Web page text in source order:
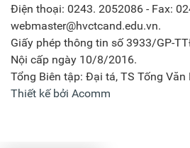
Điện thoại: 0243. 2052086 - Fax:
webmaster@hvctcand.edu.vn.
Giấy phép thông tin số 3933/GP-
Nội cấp ngày 10/8/2016.
Tổng Biên tập: Đại tá, TS Tống Văn
Thiết kế bởi Acomm